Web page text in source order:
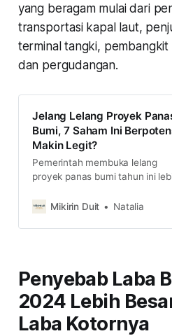
yang beragam mulai dari
transportasi kapal laut,
terminal tangki, pembangkit
dan pergudangan.
Jelang Lelang Proyek
Bumi, 7 Saham Ini
Makin Legit?
Pemerintah membuka lelang
proyek panas bumi tahun ini
Digadang ini bakal membuka
memicu aliran investasi di
Mikirin Duit Natalia
Penyebab Laba
2024 Lebih
Laba Kotornya